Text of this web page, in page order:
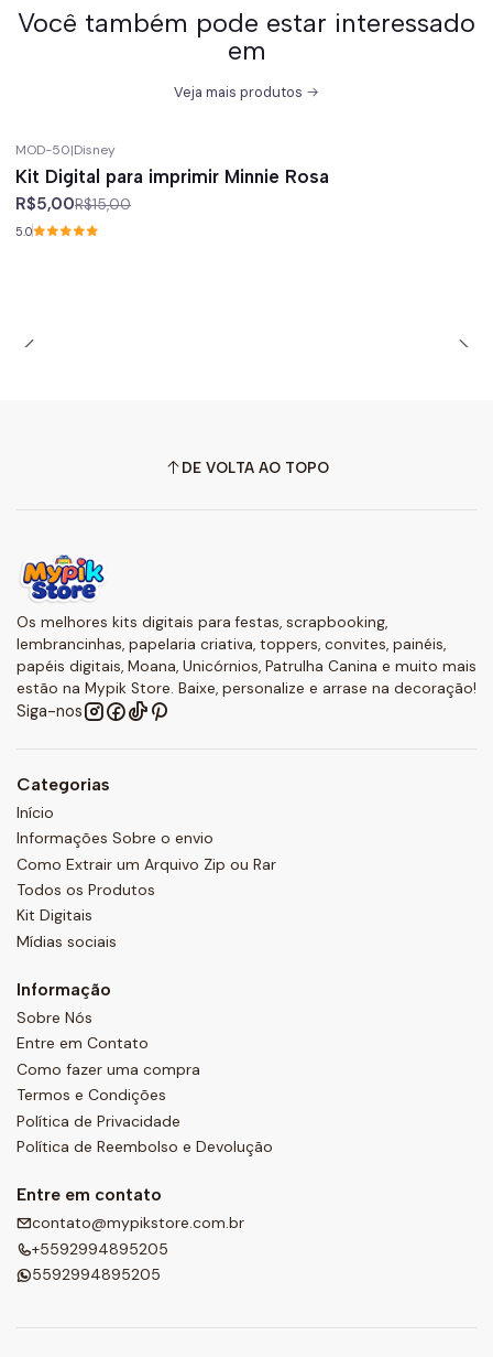
Você também pode estar interessado
em
Veja mais produtos
MOD-50|Disney
Kit Digital para imprimir Minnie Rosa
R$5,00R$15,00
5.0
DE VOLTA AO TOPO
Os melhores kits digitais para festas, scrapbooking,
lembrancinhas, papelaria criativa, toppers, convites, painéis,
papéis digitais, Moana, Unicórnios, Patrulha Canina e muito mais
estão na Mypik Store. Baixe, personalize e arrase na decoração!
Siga-nos
Categorias
Início
Informações Sobre o envio
Como Extrair um Arquivo Zip ou Rar
Todos os Produtos
Kit Digitais
Mídias sociais
Informação
Sobre Nós
Entre em Contato
Como fazer uma compra
Termos e Condições
Política de Privacidade
Política de Reembolso e Devolução
Entre em contato
contato@mypikstore.com.br
+5592994895205
5592994895205